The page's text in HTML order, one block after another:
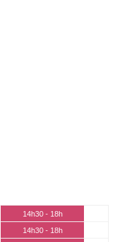
14h30 - 18h
14h30 - 18h